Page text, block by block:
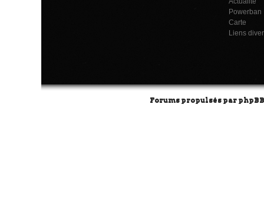
Powerban
Carte
Liens
Forums propulsés par phpBB